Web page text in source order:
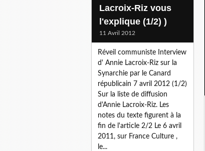
Lacroix-Riz vous
l'explique (1/2) )
11 Avril 2012
Réveil communiste Interview
d' Annie Lacroix-Riz sur la
Synarchie par le Canard
républicain 7 avril 2012 (1/2)
Sur la liste de diffusion
d'Annie Lacroix-Riz. Les
notes du texte figurent à la
fin de l'article 2/2 Le 6 avril
2011, sur France Culture ,
le...